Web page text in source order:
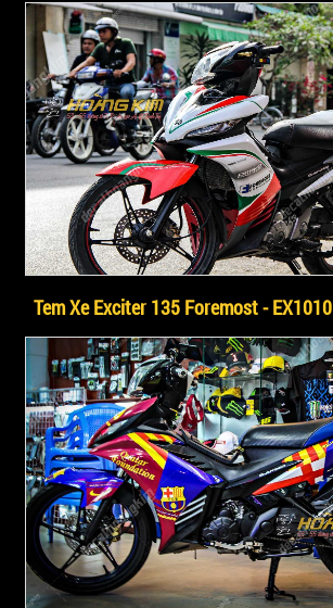
Tem Xe Exciter 135 Foremost - EX1010